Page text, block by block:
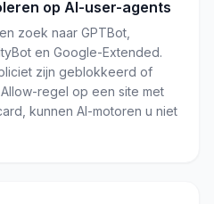
op AI-user-agents
zoek naar GPTBot,
en Google-Extended.
zijn geblokkeerd of
regel op een site met
kunnen AI-motoren u niet